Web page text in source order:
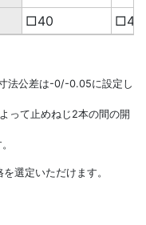
□40 □40
法公差は-0/-0.05に設定し
って止めねじ2本の間の開
選定いただけます。